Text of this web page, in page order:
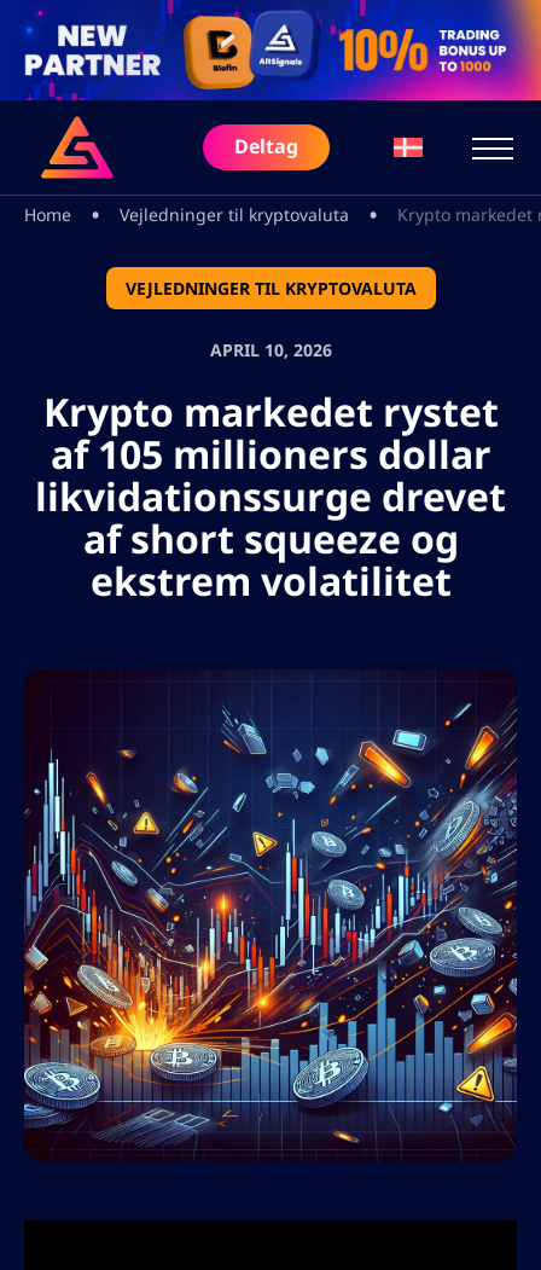
Deltag
Home • Vejledninger til kryptovaluta • Krypto
VEJLEDNINGER TIL KRYPTOVALUTA
APRIL 10, 2026
Krypto markedet rystet
af 105 millioners dollar
likvidationssurge drevet
af short squeeze og
ekstrem volatilitet